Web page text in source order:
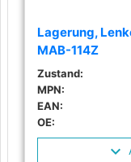
Lagerung,
MAB-114Z
Zustand:
MPN:
EAN:
OE: